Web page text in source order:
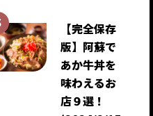
【完全保存
版】阿蘇で
あか牛丼を
味わえるお
店９選！